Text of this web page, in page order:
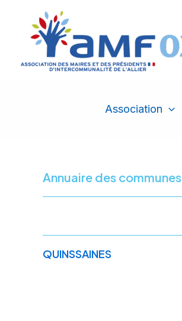
contenu
Association
Annuaire des communes
QUINSSAINES